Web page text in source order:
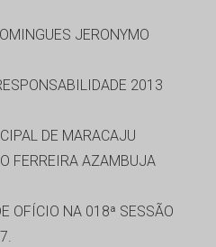
JERONYMO
2013
DE MARACAJU
FERREIRA AZAMBUJA
OFÍCIO NA 018ª SESSÃO